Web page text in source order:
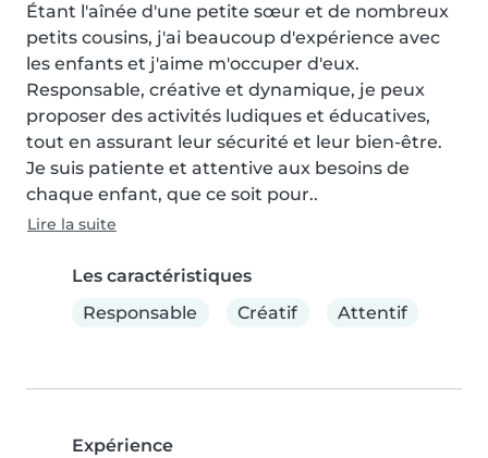
Étant l'aînée d'une petite sœur et de nombreux
petits cousins, j'ai beaucoup d'expérience avec
les enfants et j'aime m'occuper d'eux.
Responsable, créative et dynamique, je peux
proposer des activités ludiques et éducatives,
tout en assurant leur sécurité et leur bien-être.
Je suis patiente et attentive aux besoins de
chaque enfant, que ce soit pour..
Lire la suite
Les caractéristiques
Responsable
Créatif Attentif
Expérience